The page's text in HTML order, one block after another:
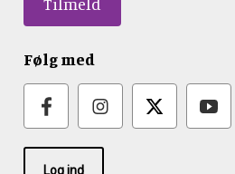
Følg med
Log ind